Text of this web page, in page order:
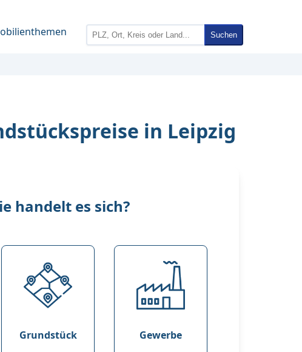
Suchen
in Leipzig
handelt es sich?
Grundstück Gewerbe